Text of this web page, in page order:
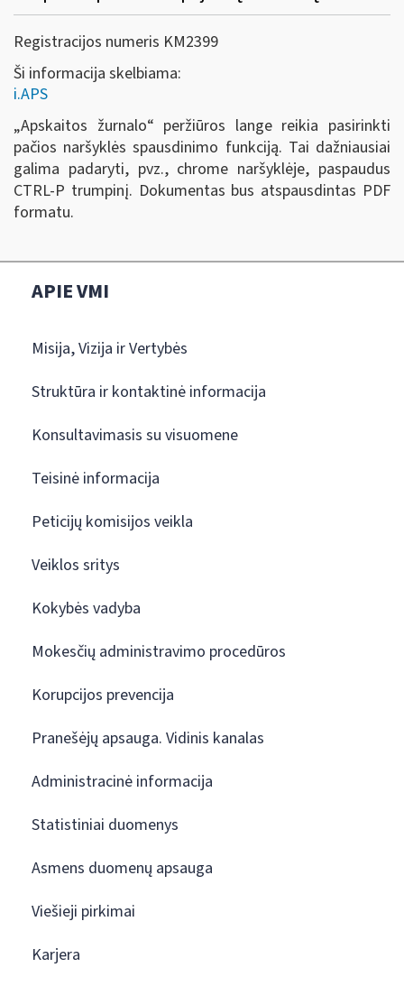
Registracijos numeris KM2399
Ši informacija skelbiama:
i.APS
„Apskaitos žurnalo“ peržiūros lange reikia pasirinkti
pačios naršyklės spausdinimo funkciją. Tai dažniausiai
galima padaryti, pvz., chrome naršyklėje, paspaudus
CTRL-P trumpinį. Dokumentas bus atspausdintas PDF
formatu.
APIE VMI
Misija, Vizija ir Vertybės
Struktūra ir kontaktinė informacija
Konsultavimasis su visuomene
Teisinė informacija
Peticijų komisijos veikla
Veiklos sritys
Kokybės vadyba
Mokesčių administravimo procedūros
Korupcijos prevencija
Pranešėjų apsauga. Vidinis kanalas
Administracinė informacija
Statistiniai duomenys
Asmens duomenų apsauga
Viešieji pirkimai
Karjera